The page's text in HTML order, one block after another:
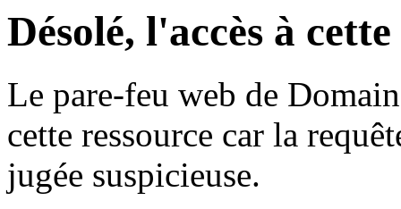
Désolé, l'accès à
Le pare-feu web de
cette ressource car la
jugée suspicieuse.